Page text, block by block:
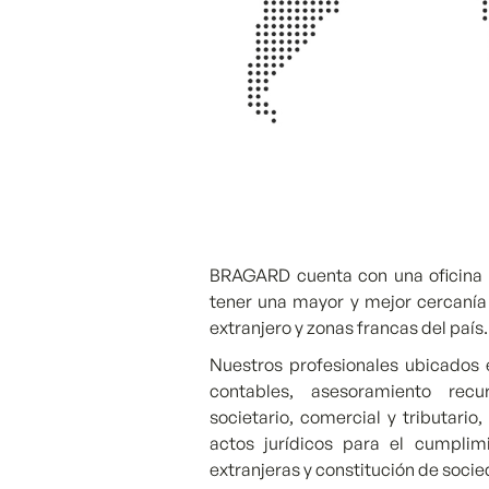
BRAGARD cuenta con una
tener una mayor y mejor
extranjero y zonas francas del
Nuestros profesionales
contables, asesoramiento
societario, comercial y
actos jurídicos para el
extranjeras y constitución de